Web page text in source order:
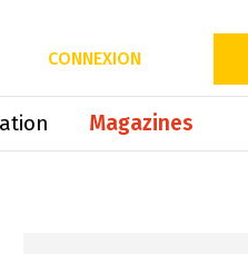
CONNEXION
Magazines